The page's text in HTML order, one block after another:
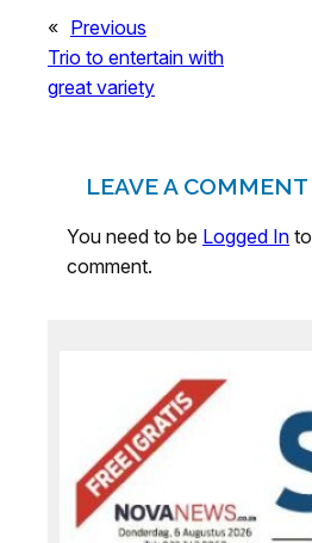
« Previous
Trio to entertain with
great variety
LEAVE A COMMENT
You need to be Logged In
comment.